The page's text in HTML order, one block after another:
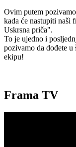
Ovim putem
kada će nastupiti naši
Uskrsna priča".
To je ujedno i
pozivamo da dođete
ekipu!
Frama TV